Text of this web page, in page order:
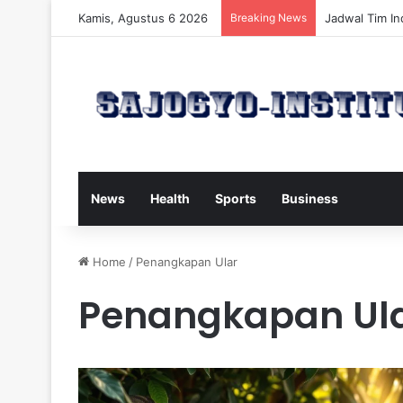
Kamis, Agustus 6 2026 Breaking News Ancol
News Health Sports Business
Home / Penangkapan Ular
Penangkapan